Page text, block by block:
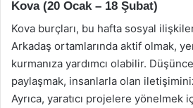
Kova (20 Ocak – 18 Şubat)
Kova burçları, bu hafta sosyal
Arkadaş ortamlarında aktif olmak,
kurmanıza yardımcı olabilir.
paylaşmak, insanlarla olan
Ayrıca, yaratıcı projelere yönelmek